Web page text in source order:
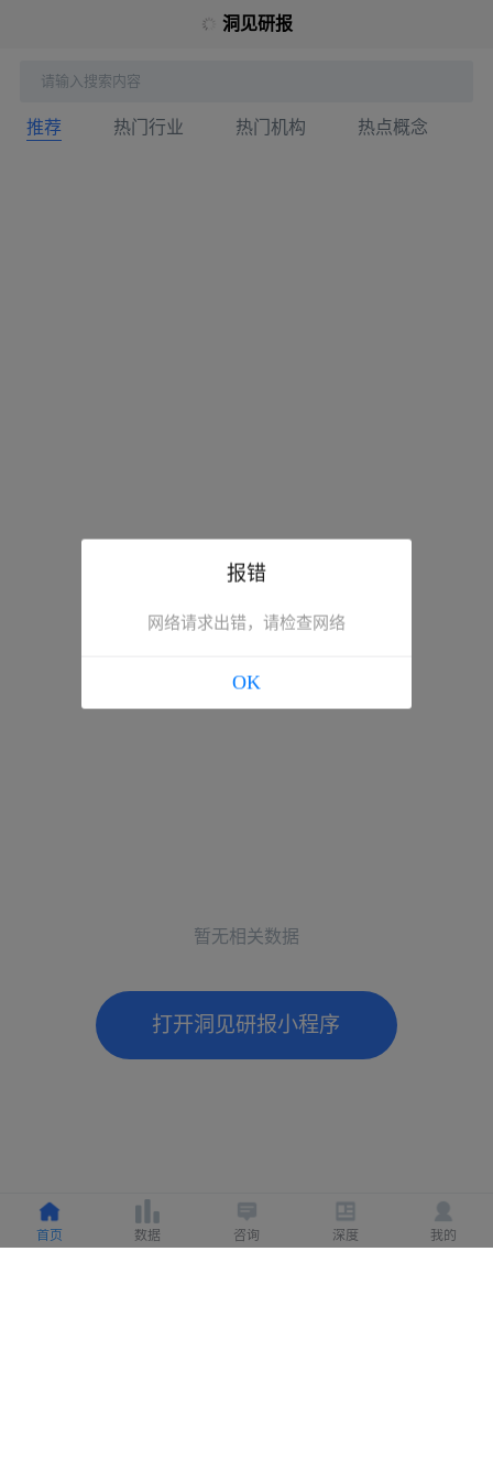
洞见研报
请输入搜索内容
推荐 热门行业 热门机构 热点概念
暂无相关数据
首页 数据 咨询 深度 我的
打开洞见研报小程序
报错
网络请求出错，请检查网络
OK